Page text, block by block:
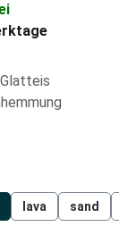
lava sand